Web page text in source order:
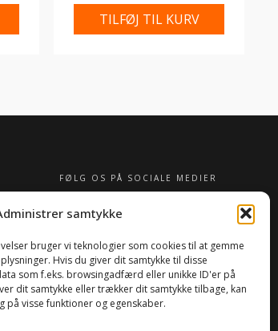
samtykke
bruger vi teknologier som cookies til at gemme
Hvis du giver dit samtykke til disse
som f.eks. browsingadfærd eller unikke ID'er på
dit samtykke eller trækker dit samtykke tilbage, kan
på visse funktioner og egenskaber.
TILFØJ TIL KURV
FØLG OS PÅ SOCIALE MEDIER